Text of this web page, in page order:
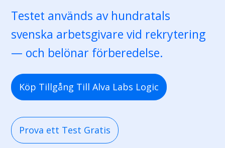
Testet används av hundratals
svenska arbetsgivare vid rekrytering
— och belönar förberedelse.
Köp Tillgång Till Alva Labs Logic
Prova ett Test Gratis